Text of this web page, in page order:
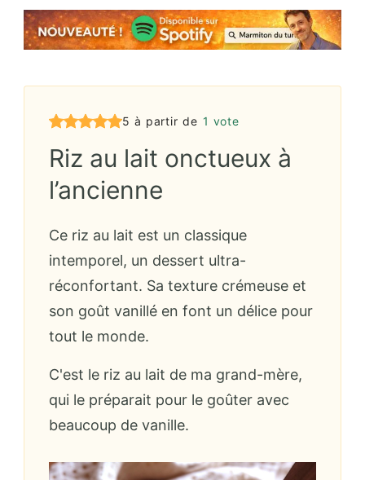
5 à partir de 1 vote
Riz au lait onctueux à
l’ancienne
Ce riz au lait est un classique
intemporel, un dessert ultra-
réconfortant. Sa texture crémeuse et
son goût vanillé en font un délice pour
tout le monde.
C'est le riz au lait de ma grand-mère,
qui le préparait pour le goûter avec
beaucoup de vanille.